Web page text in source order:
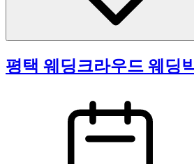
평택 웨딩크라우드 웨딩